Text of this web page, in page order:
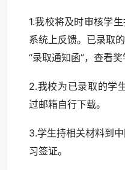
1.我校将及时审核学
系统上反馈。已录取
“录取通知函”，查看奖
2.我校为已录取的学
过邮箱自行下载。
3.学生持相关材料到
习签证。